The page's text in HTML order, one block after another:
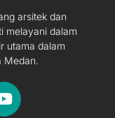
arsitek dan
melayani dalam
utama dalam
Medan.
Y
o